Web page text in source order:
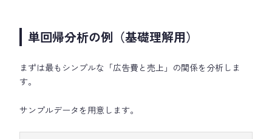
単回帰分析の例（基礎理解用）
まずは最もシンプルな「広告費と売上」の関係を分析しま
す。
サンプルデータを用意します。